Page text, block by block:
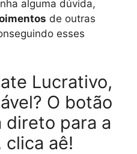
alguma dúvida,
de outras
esses
Lucrativo,
O botão
direto para a
clica aê!